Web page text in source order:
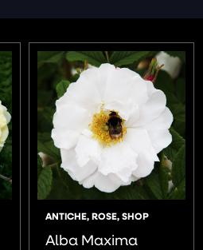
ANTICHE,ROSE,SHOP
Alba Maxima